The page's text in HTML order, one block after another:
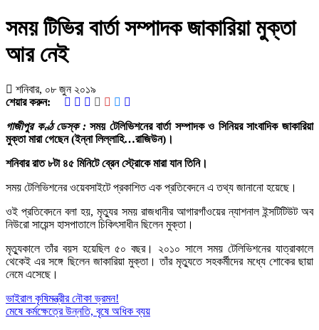
সময় টিভির বার্তা সম্পাদক জাকারিয়া মুক্তা
আর নেই
শনিবার, ০৮ জুন ২০১৯
শেয়ার করুন:
গাজীপুর কণ্ঠ ডেস্ক :সময় টেলিভিশনের বার্তা সম্পাদক ও সিনিয়র সাংবাদিক জাকারিয়া
মুক্তা মারা গেছেন (ইন্না লিল্লাহি…রাজিউন)।
শনিবার রাত ৮টা ৪৫ মিনিটে ব্রেন স্ট্রোকে মারা যান তিনি।
সময় টেলিভিশনের ওয়েবসাইটে প্রকাশিত এক প্রতিবেদনে এ তথ্য জানানো হয়েছে।
ওই প্রতিবেদনে বলা হয়, মৃত্যুর সময় রাজধানীর আগারগাঁওয়ের ন্যাশনাল ইন্সটিটিউট অব
নিউরো সায়েন্স হাসপাতালে চিকিৎসাধীন ছিলেন মুক্তা।
মৃত্যুকালে তাঁর বয়স হয়েছিল ৫০ বছর। ২০১০ সালে সময় টেলিভিশনের যাত্রাকালে
থেকেই এর সঙ্গে ছিলেন জাকারিয়া মুক্তা। তাঁর মৃত্যুতে সহকর্মীদের মধ্যে শোকের ছায়া
নেমে এসেছে।
Post
navigation
ভাইরাল কৃষিমন্ত্রীর নৌকা ভ্রমন!
মেষে কর্মক্ষেত্রে উন্নতি, বৃষে অধিক ব্যয়